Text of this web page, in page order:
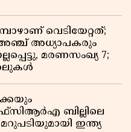
വെടിയേറ്റത്;
അഞ്ച് അധ്യാപകരും
മരണസംഖ്യ 7;
ബില്ലിലെ
ഇന്ത്യ